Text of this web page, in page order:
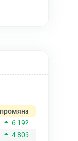
промяна
6 192
4 806